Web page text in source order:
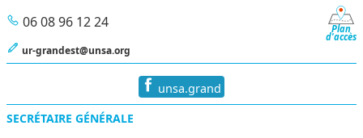
Plan
d'accès
06 08 96 12 24
ur-grandest@unsa.org
unsa.grand
SECRÉTAIRE GÉNÉRALE